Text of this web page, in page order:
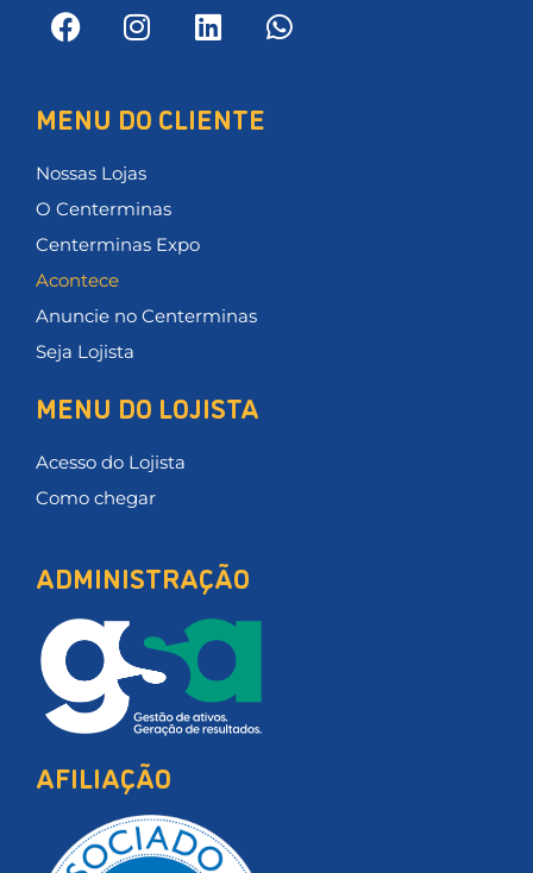
MENU DO CLIENTE
Nossas Lojas
O Centerminas
Centerminas Expo
Acontece
Anuncie no Centerminas
Seja Lojista
MENU DO LOJISTA
Acesso do Lojista
Como chegar
ADMINISTRAÇÃO
AFILIAÇÃO